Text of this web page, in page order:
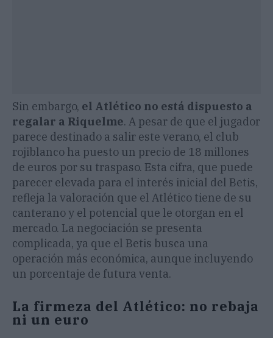
Sin embargo, el Atlético no está dispuesto a
regalar a Riquelme. A pesar de que el jugador
parece destinado a salir este verano, el club
rojiblanco ha puesto un precio de 18 millones
de euros por su traspaso. Esta cifra, que puede
parecer elevada para el interés inicial del Betis,
refleja la valoración que el Atlético tiene de su
canterano y el potencial que le otorgan en el
mercado. La negociación se presenta
complicada, ya que el Betis busca una
operación más económica, aunque incluyendo
un porcentaje de futura venta.
La firmeza del Atlético: no rebaja
ni un euro